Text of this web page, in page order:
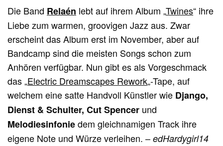
Die Band Relaén lebt auf ihrem Album „Twines“ ihre
Liebe zum warmen, groovigen Jazz aus. Zwar
erscheint das Album erst im November, aber auf
Bandcamp sind die meisten Songs schon zum
Anhören verfügbar. Nun gibt es als Vorgeschmack
das „Electric Dreamscapes Rework„-Tape, auf
welchem eine satte Handvoll Künstler wie Django,
Dienst & Schulter, Cut Spencer und
Melodiesinfoniedem gleichnamigen Track ihre
eigene Note und Würze verleihen. –edHardygirl14